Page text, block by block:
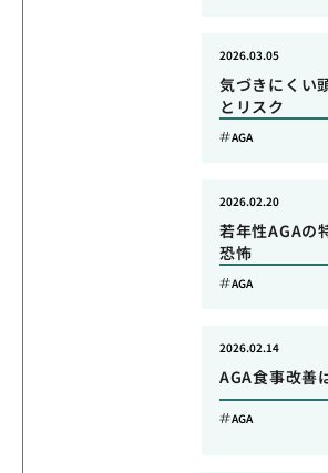
気づきにくい
とリスク
2026.03.05
AGA
若年性AGAの
恐怖
2026.02.20
AGA
AGA食事改善
2026.02.14
AGA